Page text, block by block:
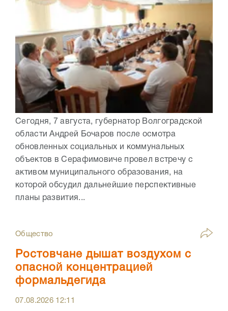
Сегодня, 7 августа, губернатор Волгоградской
области Андрей Бочаров после осмотра
обновленных социальных и коммунальных
объектов в Серафимовиче провел встречу с
активом муниципального образования, на
которой обсудил дальнейшие перспективные
планы развития...
Общество
Ростовчане дышат воздухом с
опасной концентрацией
формальдегида
07.08.2026 12:11